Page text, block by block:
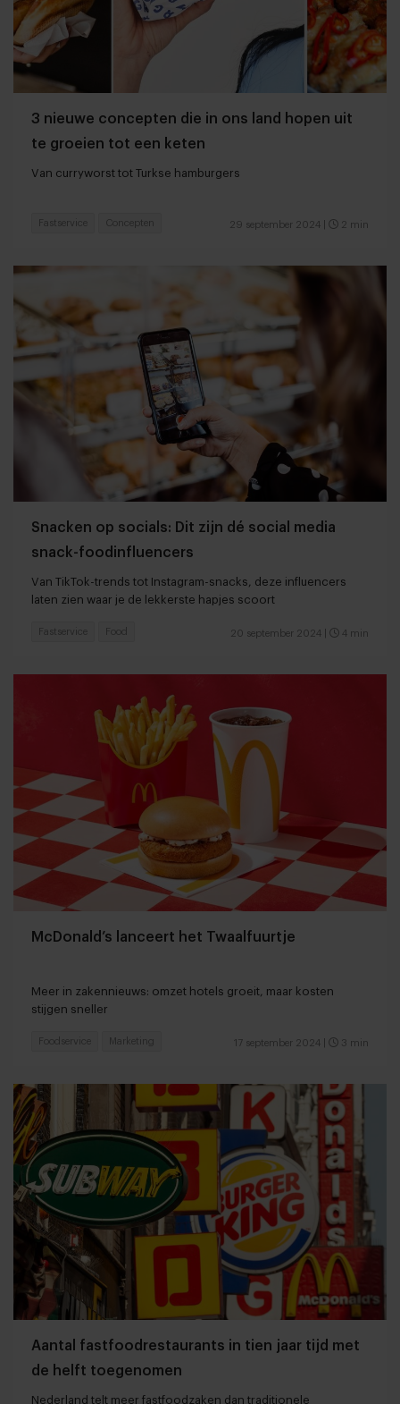
3 nieuwe concepten die in ons land hopen uit
te groeien tot een keten
Van curryworst tot Turkse hamburgers
29 september 2024 2 min
Fastservice Concepten
Snacken op socials: Dit zijn dé social media
snack-foodinfluencers
Van TikTok-trends tot Instagram-snacks, deze influencers
laten zien waar je de lekkerste hapjes scoort
20 september 2024 4 min
Fastservice Food
McDonald’s lanceert het Twaalfuurtje
Meer in zakennieuws: omzet hotels groeit, maar kosten
stijgen sneller
17 september 2024 3 min
Foodservice Marketing
Aantal fastfoodrestaurants in tien jaar tijd met
de helft toegenomen
Nederland telt meer fastfoodzaken dan traditionele